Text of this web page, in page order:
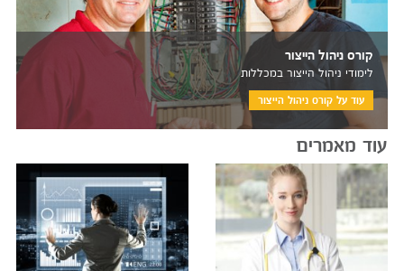
קורס ניהול הייצור
לימודי ניהול הייצור במכללות
עוד על קורס ניהול הייצור
עוד מאמרים